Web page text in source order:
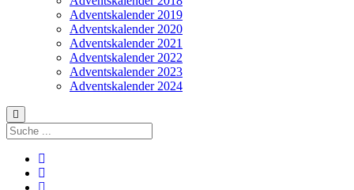
Adventskalender 2019
Adventskalender 2020
Adventskalender 2021
Adventskalender 2022
Adventskalender 2023
Adventskalender 2024
Suchen